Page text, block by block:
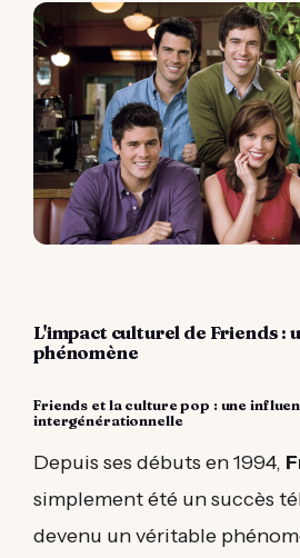
L'impact culturel de Friends :
phénomène
Friends et la culture pop : une
intergénérationnelle
Depuis ses débuts en 1994,
simplement été un succès
devenu un véritable